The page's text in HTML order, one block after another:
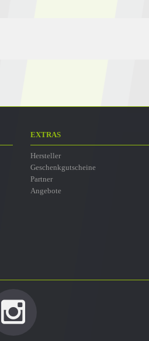
EXTRAS
Hersteller
Geschenkgutscheine
Partner
Angebote